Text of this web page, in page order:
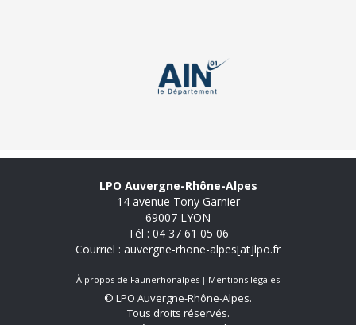
LPO Auvergne-Rhône-Alpes
14 avenue Tony Garnier
69007 LYON
Tél : 04 37 61 05 06
Courriel : auvergne-rhone-alpes[at]lpo.fr
À propos de Faunerhonalpes Mentions légales
© LPO Auvergne-Rhône-Alpes.
Tous droits réservés.